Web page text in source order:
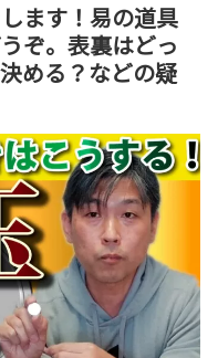
ます！易の道具
ぞ。表裏はどっ
める？などの疑